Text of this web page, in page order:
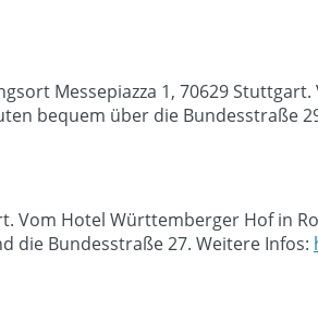
Messepiazza 1, 70629 Stuttgart.
bequem über die Bundesstraße
Vom Hotel Württemberger Hof in
die Bundesstraße 27. Weitere Infos: